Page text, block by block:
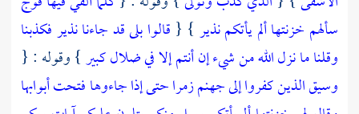
سألهم خزنتها ألم يأتكم نذير } { قالوا بلى قد جاءنا نذير فكذبنا
وقلنا ما نزل الله من شيء إن أنتم إلا في ضلال كبير} وقوله : {
وسيق الذين كفروا إلى جهنم زمرا حتى إذا جاءوها فتحت أبوابها